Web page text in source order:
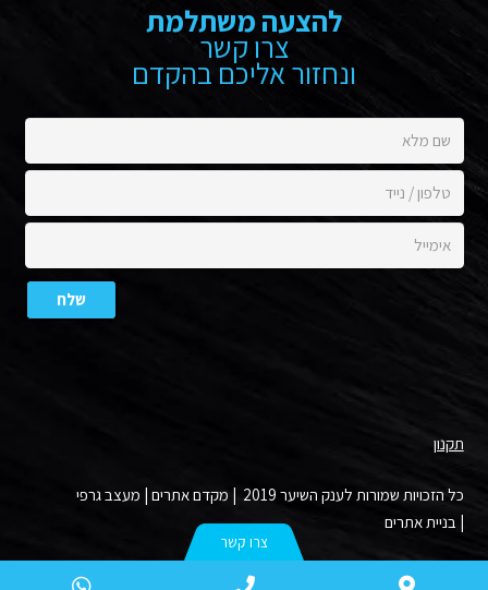
להצעה משתלמת
צרו קשר
ונחזור אליכם בהקדם
תקנון
כל הזכויות שמורות לענק השיער 2019 | מקדם אתרים | מעצב גרפי
| בניית אתרים
צרו קשר